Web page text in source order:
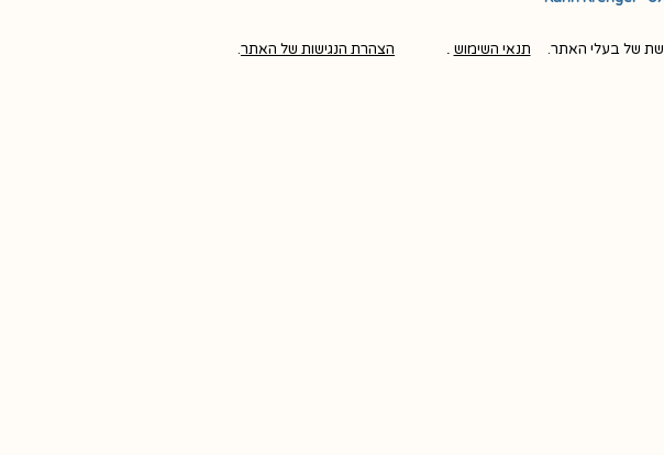
הצהרת הנגישות של האתר. של בעלי האתר. תנאי השימוש .